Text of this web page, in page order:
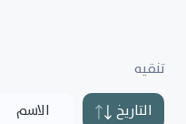
تنقيه
التاريخ
الاسم